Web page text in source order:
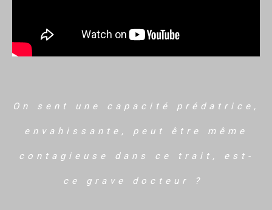
On sent une capacité prédatrice,
envahissante, peut être même
contagieuse dans ce trait, est-
ce grave docteur ?